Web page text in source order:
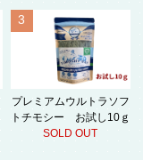
3
プレミアムウルトラソフ
トチモシー お試し10ｇ
SOLD OUT